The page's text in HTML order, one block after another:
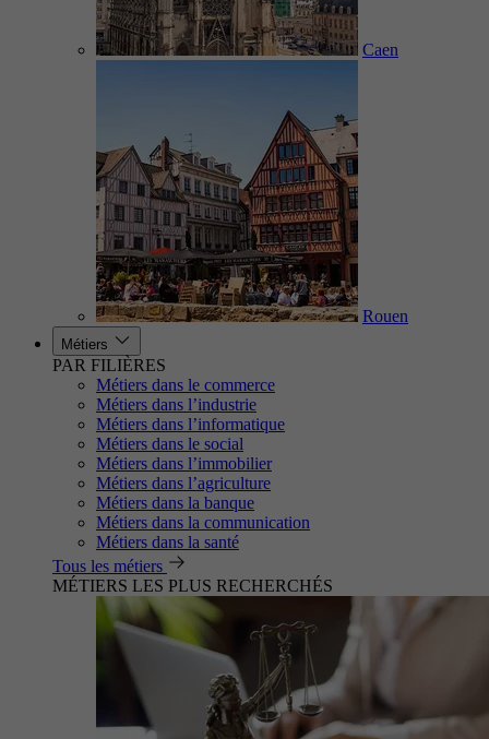
Caen
Rouen
Métiers
PAR FILIÈRES
Métiers dans le commerce
Métiers dans l’industrie
Métiers dans l’informatique
Métiers dans le social
Métiers dans l’immobilier
Métiers dans l’agriculture
Métiers dans la banque
Métiers dans la communication
Métiers dans la santé
Tous les métiers
MÉTIERS LES PLUS RECHERCHÉS